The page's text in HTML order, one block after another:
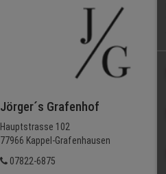
Jörger´s Grafenhof
Hauptstrasse 102
77966 Kappel-Grafenhausen
07822-6875